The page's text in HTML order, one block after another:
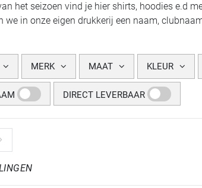
het seizoen vind je hier shirts, hoodies e.d
we in onze eigen drukkerij een naam,
MERK MAAT KLEUR
DIRECT LEVERBAAR